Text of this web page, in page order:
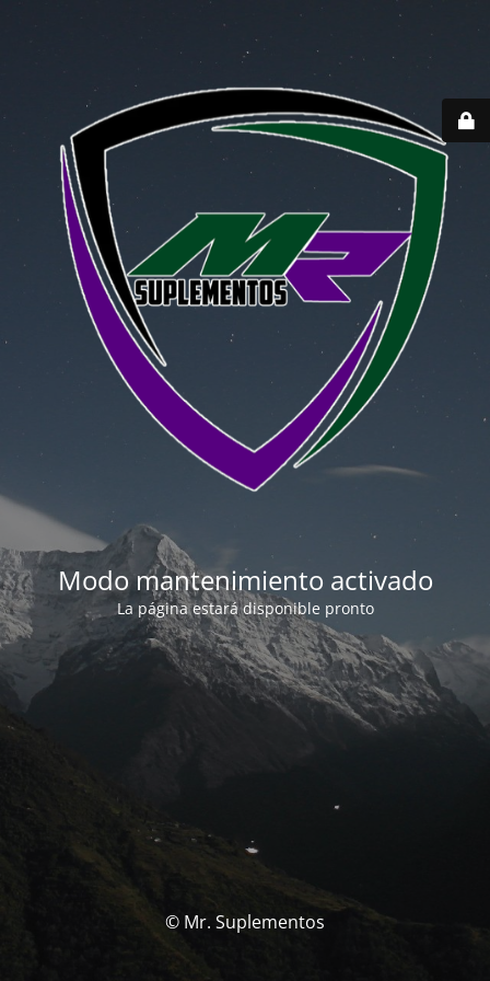
Modo mantenimiento activado
La página estará disponible pronto
© Mr. Suplementos